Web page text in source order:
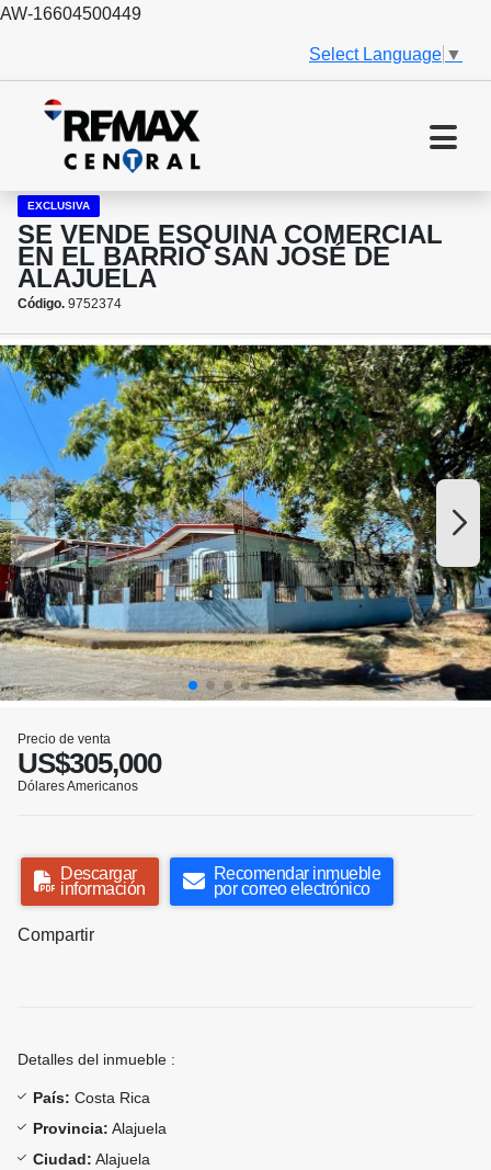
AW-16604500449
Select Language ▼
EXCLUSIVA
SE VENDE ESQUINA COMERCIAL
EN EL BARRIO SAN JOSÉ DE
ALAJUELA
Código. 9752374
Precio de venta
US$305,000
Dólares Americanos
Descargar
información
Recomendar inmueble
por correo electrónico
Compartir
Detalles del inmueble :
País: Costa Rica
Provincia: Alajuela
Ciudad: Alajuela